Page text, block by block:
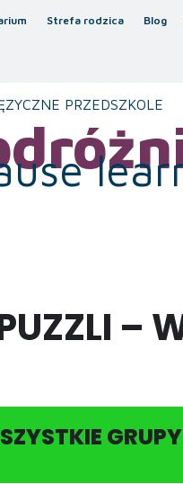
Strefa rodzica Blog
PRZEDSZKOLE
–
GRUPY